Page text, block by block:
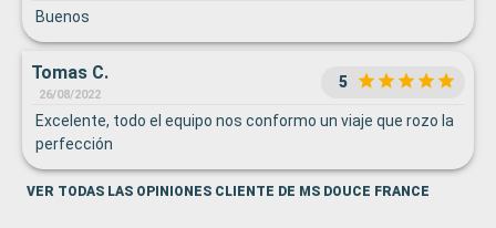
Buenos
Tomas C.
26/08/2022
5
Excelente, todo el equipo nos conformo un viaje que rozo la
perfección
VER TODAS LAS OPINIONES CLIENTE DE MS DOUCE FRANCE